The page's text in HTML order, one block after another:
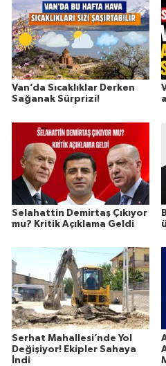
Van’da Sıcaklıklar Derken
Sağanak Sürprizi!
Selahattin Demirtaş Çıkıyor
mu? Kritik Açıklama Geldi
Serhat Mahallesi’nde Yol
Değişiyor! Ekipler Sahaya
İndi